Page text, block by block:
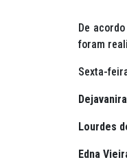
De
foram
Sexta-
Lourdes
Edna